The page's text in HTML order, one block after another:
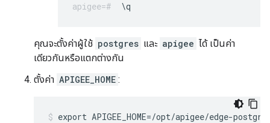
\q
คุณจะตั้งค่าผู้ใช้ postgres และ apigee ได้ เป็นค่า
เดียวกันหรือแตกต่างกัน
ตั้งค่า APIGEE_HOME :
export APIGEE_HOME=/opt/apigee/edge-